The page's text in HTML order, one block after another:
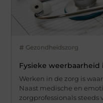
Gezondheidszorg
Fysieke weerbaarheid
Werken in de zorg is
Naast medische en
zorgprofessionals steeds